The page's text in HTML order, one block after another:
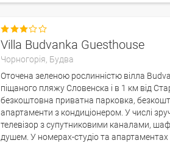

Villa Budvanka Guesthouse
Чорногорія, Будва
Оточена зеленою рослинністю вілла
піщаного пляжу Словенска і в 1 км від
безкоштовна приватна парковка,
апартаменти з кондиціонером. У числі
телевізор з супутниковими каналами,
душем. У номерах-студіо та апартаментах